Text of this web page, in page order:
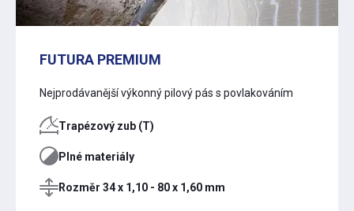
FUTURA PREMIUM
Nejprodávanější výkonný pilový pás s povlakováním
Trapézový zub (T)
Plné materiály
Rozměr 34 x 1,10 - 80 x 1,60 mm